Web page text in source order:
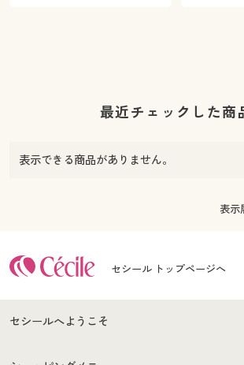
最近チェックした商
表示できる商品がありません。
表示
セシール トップページへ
セシールへようこそ